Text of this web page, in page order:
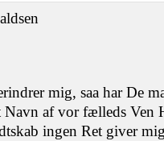
mig, saa har De
Navn af vor fælleds Ven
ingen Ret giver